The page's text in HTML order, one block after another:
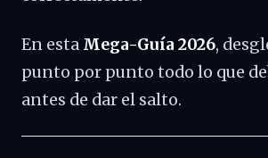
En esta Mega-Guía 2026,
punto por punto todo lo que
antes de dar el salto.